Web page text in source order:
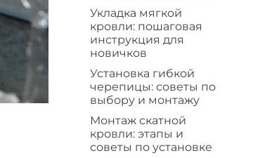
Укладка мягкой
кровли: пошаговая
инструкция для
новичков
Установка гибкой
черепицы: советы по
выбору и монтажу
Монтаж скатной
кровли: этапы и
советы по установке